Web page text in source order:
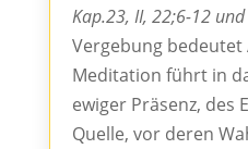
Kap.23, II, 22;6-12
Vergebung bedeutet
Meditation führt in
ewiger Präsenz, des
Quelle, vor deren